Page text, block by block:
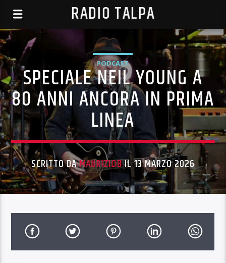
RADIO TALPA
PODCAST
SPECIALE NEIL YOUNG A
80 ANNI ANCORA IN PRIMA
LINEA
SCRITTO DAMAURIZIOBIL 13 MARZO 2026